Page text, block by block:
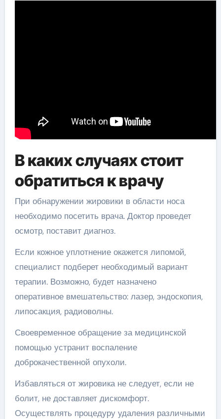
В каких случаях стоит
обратиться к врачу
При обнаружении жировики в области носа
необходимо посетить врача. Доктор проведет
осмотр, поставит диагноз.
Если кожное уплотнение окажется липомой,
специалист подберет необходимый вариант
терапии. Возможно, будет назначено
оперативное вмешательство: лазер, эндоскопия,
липосакция, радиоволны.
Своевременное обращение за медицинской
помощью устранит воспаление
доброкачественной опухоли.
Избавляться от жировика не следует, если не
болит, не доставляет дискомфорт.
Осуществлять процедуру удаления различными